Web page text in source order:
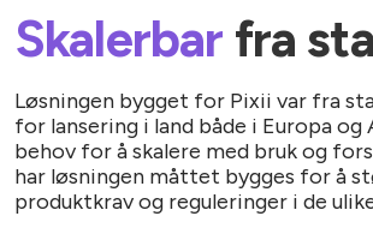
Skalerbar fra
Løsningen bygget for Pixii var fra
for lansering i land både i Europa og
behov for å skalere med bruk og
har løsningen måttet bygges for å
produktkrav og reguleringer i de